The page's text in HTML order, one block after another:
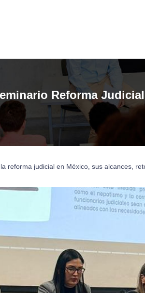
Reforma
reforma judicial en México, sus alcances,